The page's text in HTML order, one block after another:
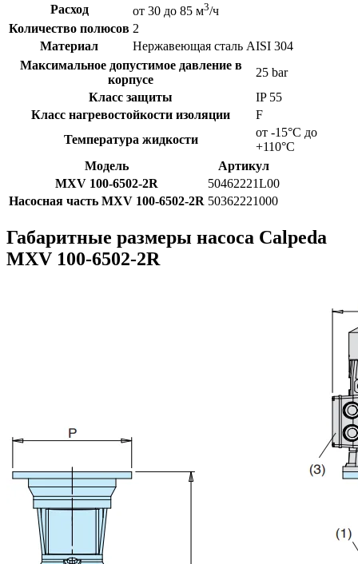
Расход
от 30 до 85 м3/ч
Количество полюсов 2
Материал
Нержавеющая сталь AISI 304
Максимальное допустимое давление в
корпусе
25 bar
Класс защиты
IP 55
Класс нагревостойкости изоляции
F
Температура жидкости
от -15°C до
+110°C
Модель
Артикул
MXV 100-6502-2R
50462221L00
Насосная часть MXV 100-6502-2R 50362221000
Габаритные размеры насоса Calpeda
MXV 100-6502-2R